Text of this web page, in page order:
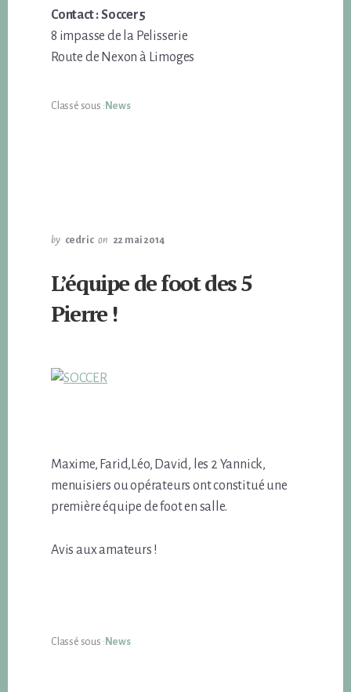
Contact : Soccer5
8 impasse de la Pelisserie
Route de Nexon à Limoges
Classé sous : News
by cedric on 22 mai 2014
L’équipe de foot des 5
Pierre !
Maxime, Farid,Léo, David, les 2 Yannick,
menuisiers ou opérateurs ont constitué une
première équipe de foot en salle.
Avis aux amateurs !
Classé sous : News